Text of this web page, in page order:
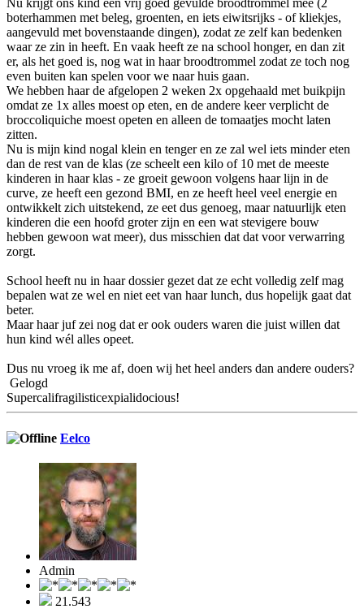
Nu krijgt ons kind een vrij goed gevulde broodtrommel mee (2
boterhammen met beleg, groenten, en iets eiwitsrijks - of kliekjes,
aangevuld met bovenstaande dingen), zodat ze zelf kan bedenken
waar ze zin in heeft. En vaak heeft ze na school honger, en dan zit
er, als het goed is, nog wat in haar broodtrommel zodat ze toch nog
even buiten kan spelen voor we naar huis gaan.
We hebben haar de afgelopen 2 weken 2x opgehaald met buikpijn
omdat ze 1x alles moest op eten, en de andere keer verplicht de
broccoliquiche moest opeten en alleen de tomaatjes mocht laten
zitten.
Nu is mijn kind nogal klein en tenger en ze zal wel iets minder eten
dan de rest van de klas (ze scheelt een kilo of 10 met de meeste
kinderen in haar klas - ze groeit gewoon volgens haar lijn in de
curve, ze heeft een gezond BMI, en ze heeft heel veel energie en
ontwikkelt zich uitstekend, ze eet dus genoeg, maar natuurlijk eten
kinderen die een hoofd groter zijn en een wat stevigere bouw
hebben gewoon wat meer), dus misschien dat dat voor verwarring
zorgt.
School heeft nu in haar dossier gezet dat ze echt volledig zelf mag
bepalen wat ze wel en niet eet van haar lunch, dus hopelijk gaat dat
beter.
Maar haar juf zei nog dat er ook ouders waren die juist willen dat
hun kind wél alles opeet.
Dus nu vroeg ik me af, doen wij het heel anders dan andere ouders?
Gelogd
Supercalifragilisticexpialidocious!
Eelco
Admin
21.543